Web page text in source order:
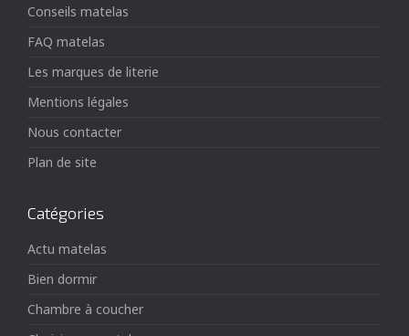
Conseils matelas
FAQ matelas
Les marques de literie
Mentions légales
Nous contacter
Plan de site
Catégories
Actu matelas
Bien dormir
Chambre à coucher